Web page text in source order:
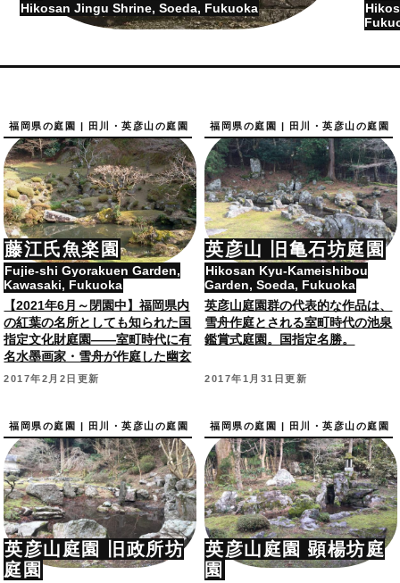
Hikosan Jingu Shrine, Soeda, Fukuoka
福岡県の庭園 | 田川・英彦山の庭園
藤江氏魚楽園
Fujie-shi Gyorakuen Garden,
Kawasaki, Fukuoka
【2021年6月～閉園中】福岡県内
の紅葉の名所としても知られた国
指定文化財庭園――室町時代に有
名水墨画家・雪舟が作庭した幽玄
な池泉庭園。
2017年2月2日更新
福岡県の庭園 | 田川・英彦山の庭園
英彦山 旧亀石坊庭園
Hikosan Kyu-Kameishibou
Garden, Soeda, Fukuoka
英彦山庭園群の代表的な作品は、
雪舟作庭とされる室町時代の池泉
鑑賞式庭園。国指定名勝。
2017年1月31日更新
福岡県の庭園 | 田川・英彦山の庭園
英彦山庭園 旧政所坊
庭園
福岡県の庭園 | 田川・英彦山の庭園
英彦山庭園 顕楊坊庭
園